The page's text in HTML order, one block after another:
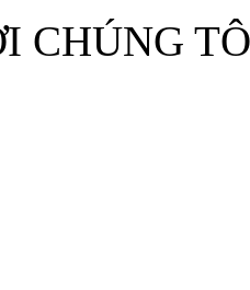
CHÚNG